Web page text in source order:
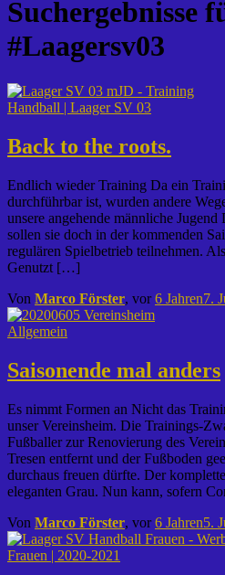
Suchergebnisse
#Laagersv03
Handball | Laager SV 03
Back to the roots.
Endlich wieder Training Da ein
durchführbar ist, wurden andere
unsere angehende männliche
sollen sie doch in der kommenden
regulären Spielbetrieb teilnehmen.
Genutzt […]
Von Marco Förster, vor6 Jahren7.
Allgemein
Saisonende mal anders
Es nimmt Formen an Nicht das
unser Vereinsheim. Die Trainings-
Fußballer zur Renovierung des
Tresen entfernt und der Fußboden
durchaus freuen dürfte. Der
eleganten Grau. Nun kann, sofern
Von Marco Förster, vor6 Jahren5.
Frauen | 2020-2021